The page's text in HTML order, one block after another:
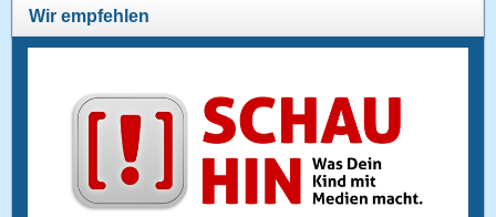
Wir empfehlen